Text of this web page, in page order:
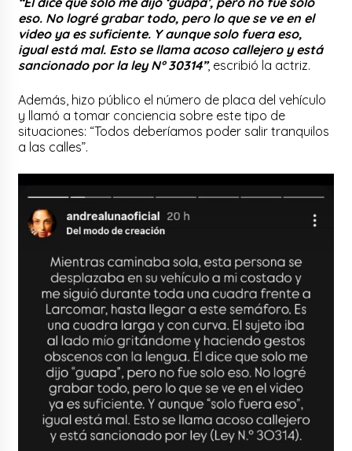
eso. No logré grabar todo, pero lo que se ve en el
video ya es suficiente. Y aunque solo fuera eso,
igual está mal. Esto se llama acoso callejero y está
sancionado por la ley N° 30314”, escribió la actriz.
Además, hizo público el número de placa del vehículo
y llamó a tomar conciencia sobre este tipo de
situaciones: “Todos deberíamos poder salir tranquilos
a las calles”.